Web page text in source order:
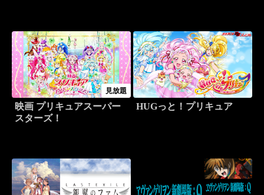
見放題
映画 プリキュアスーパー
スターズ！
HUGっと！プリキュア